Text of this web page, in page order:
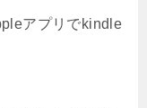
アプリでkindle